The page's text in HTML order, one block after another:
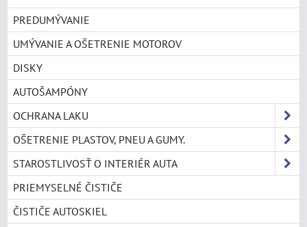
PREDUMÝVANIE
UMÝVANIE A OŠETRENIE MOTOROV
DISKY
AUTOŠAMPÓNY
OCHRANA LAKU
OŠETRENIE PLASTOV, PNEU A GUMY.
STAROSTLIVOSŤ O INTERIÉR AUTA
PRIEMYSELNÉ ČISTIČE
ČISTIČE AUTOSKIEL